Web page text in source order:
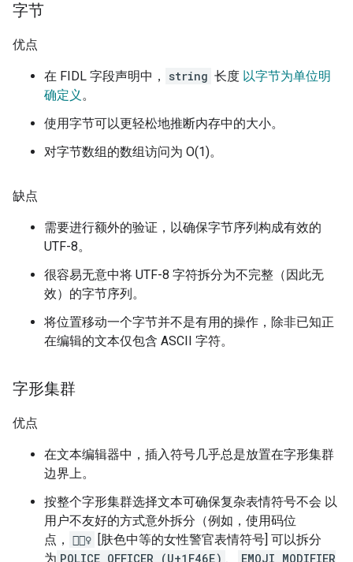
字节
优点
在 FIDL 字段声明中， string 长度 以字节为单位明
确定义 。
使用字节可以更轻松地推断内存中的大小。
对字节数组的数组访问为 O(1)。
缺点
需要进行额外的验证，以确保字节序列构成有效的
UTF-8。
很容易无意中将 UTF-8 字符拆分为不完整（因此无
效）的字节序列。
将位置移动一个字节并不是有用的操作，除非已知正
在编辑的文本仅包含 ASCII 字符。
字形集群
优点
在文本编辑器中，插入符号几乎总是放置在字形集群
边界上。
按整个字形集群选择文本可确保复杂表情符号不会 以
用户不友好的方式意外拆分（例如，使用码位
点， 👮🏽‍♀️ [肤色中等的女性警官表情符号] 可以拆分
为 POLICE OFFICER (U+1F46E) EMOJI MODIFIER